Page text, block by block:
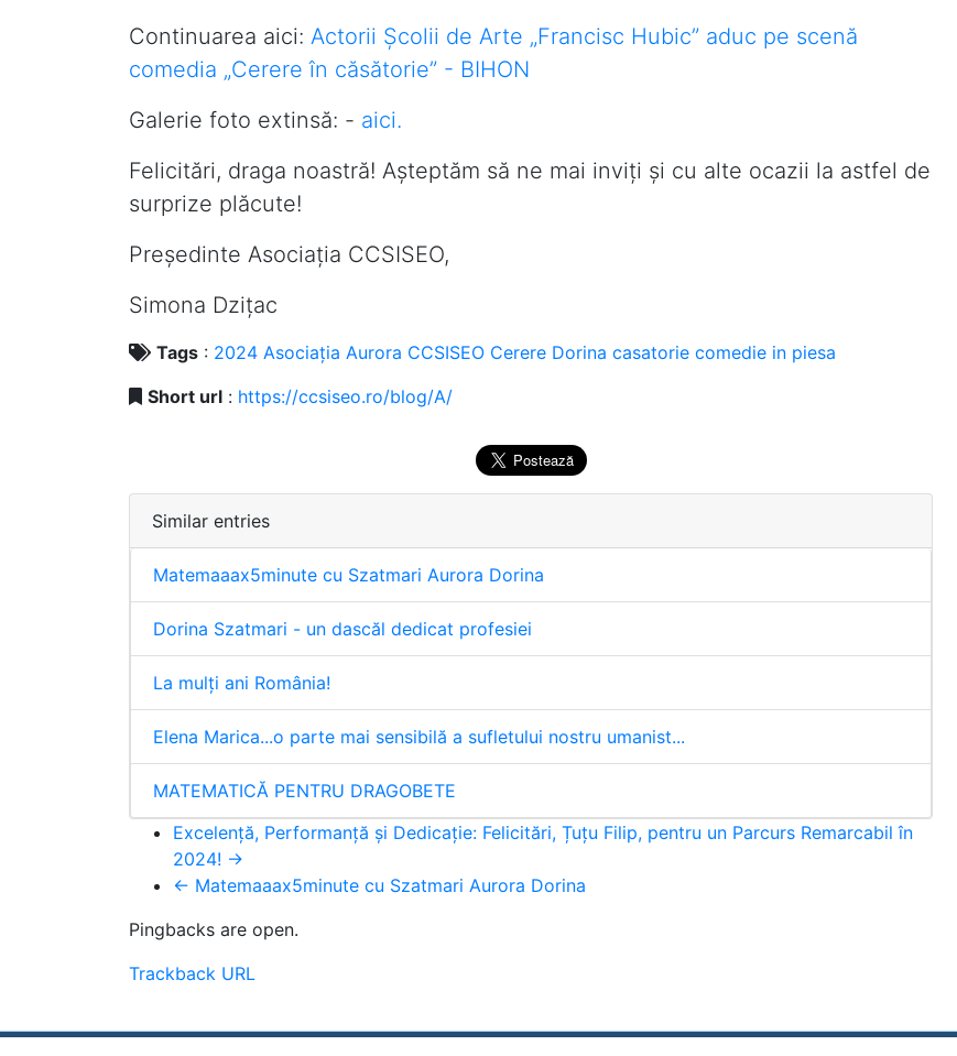
Continuarea aici: Actorii Școlii de Arte „Francisc Hubic” aduc pe scenă
comedia „Cerere în căsătorie” - BIHON
Galerie foto extinsă: - aici.
Felicitări, draga noastră! Așteptăm să ne mai inviți și cu alte ocazii la astfel de
surprize plăcute!
Președinte Asociația CCSISEO,
Simona Dziţac
Tags : 2024 Asociația Aurora CCSISEO Cerere Dorina casatorie comedie in piesa
Short url : https://ccsiseo.ro/blog/A/
Similar entries
Matemaaax5minute cu Szatmari Aurora Dorina
Dorina Szatmari - un dascăl dedicat profesiei
La mulți ani România!
Elena Marica...o parte mai sensibilă a sufletului nostru umanist...
MATEMATICĂ PENTRU DRAGOBETE
Excelență, Performanță și Dedicație: Felicitări, Țuțu Filip, pentru un Parcurs Remarcabil în
2024! →
← Matemaaax5minute cu Szatmari Aurora Dorina
Pingbacks are open.
Trackback URL